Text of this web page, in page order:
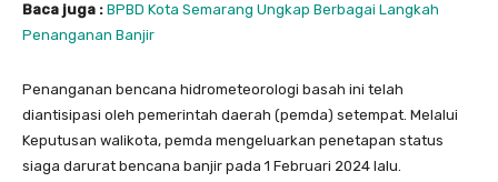
Baca juga : BPBD Kota Semarang Ungkap Berbagai Langkah
Penanganan Banjir
Penanganan bencana hidrometeorologi basah ini telah
diantisipasi oleh pemerintah daerah (pemda) setempat. Melalui
Keputusan walikota, pemda mengeluarkan penetapan status
siaga darurat bencana banjir pada 1 Februari 2024 lalu.